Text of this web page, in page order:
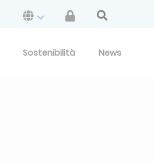
Sostenibilità News